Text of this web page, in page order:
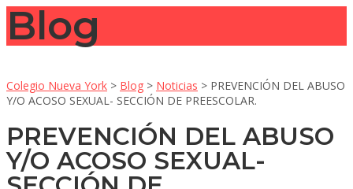
Blog
Colegio Nueva York > Blog > Noticias > PREVENCIÓN DEL ABUSO
Y/O ACOSO SEXUAL- SECCIÓN DE PREESCOLAR.
PREVENCIÓN DEL ABUSO
Y/O ACOSO SEXUAL-